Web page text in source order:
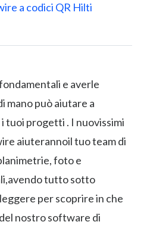
a codici QR Hilti
e averle
mano può aiutare a
tuoi progetti . I nuovissimi
aiuterannoil tuo team di
foto e
tutto sotto
per scoprire in che
nostro software di